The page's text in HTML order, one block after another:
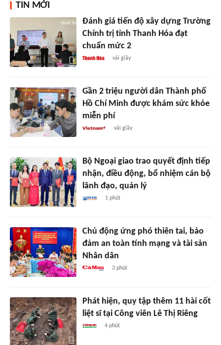
TIN MỚI
Đánh giá tiến độ xây dựng Trường
Chính trị tỉnh Thanh Hóa đạt
chuẩn mức 2
vài giây
Gần 2 triệu người dân Thành phố
Hồ Chí Minh được khám sức khỏe
miễn phí
vài giây
Bộ Ngoại giao trao quyết định tiếp
nhận, điều động, bổ nhiệm cán bộ
lãnh đạo, quản lý
1 phút
Chủ động ứng phó thiên tai, bảo
đảm an toàn tính mạng và tài sản
Nhân dân
3 phút
Phát hiện, quy tập thêm 11 hài cốt
liệt sĩ tại Công viên Lê Thị Riêng
4 phút